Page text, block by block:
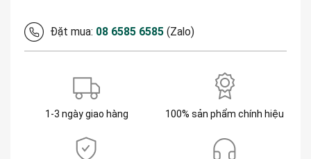
Đặt mua: 08 6585 6585 (Zalo)
1-3 ngày giao hàng 100% sản phẩm chính hiệu